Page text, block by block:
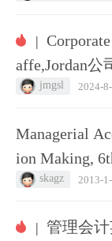
|
affe,Jordan公
jmgsl 2024-
Managerial
ion Making,
skagz 2013-
| 管理会计